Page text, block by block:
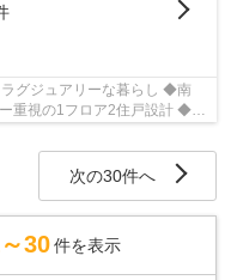
グジュアリーな暮らし ◆南
重視の1フロア2住戸設計 ◆ペ
次の30件へ
30 件を表示